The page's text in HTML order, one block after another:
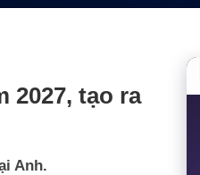
2027, tạo ra
Anh.